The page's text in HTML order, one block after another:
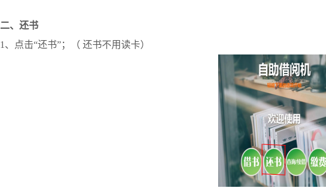
二、还书
1、点击“还书”；（ 还书不用读卡）